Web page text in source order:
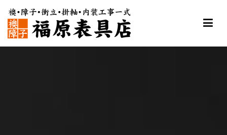
福原表具店